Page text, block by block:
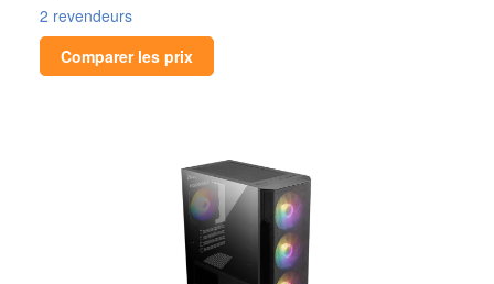
2 revendeurs
Comparer les prix